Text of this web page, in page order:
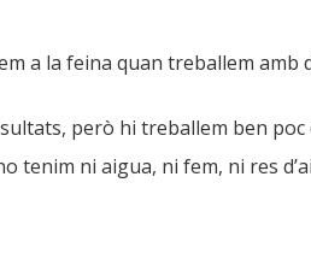
a la feina quan treballem amb
però hi treballem ben
tenim ni aigua, ni fem, ni res